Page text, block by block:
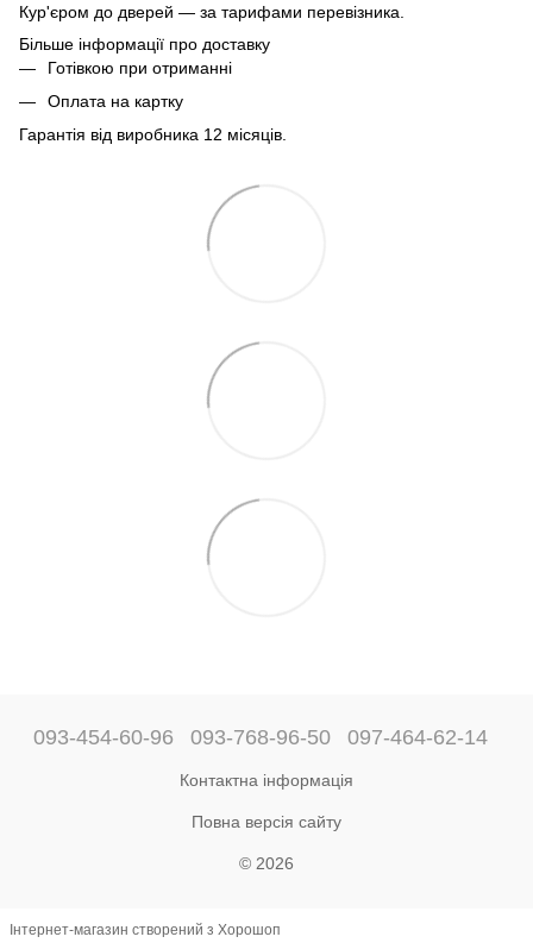
Кур'єром до дверей — за тарифами перевізника.
Більше інформації про доставку
Готівкою при отриманні
Оплата на картку
Гарантія від виробника 12 місяців.
093-454-60-96 093-768-96-50 097-464-62-14
Контактна інформація
Повна версія сайту
© 2026
Інтернет-магазин створений з Хорошоп